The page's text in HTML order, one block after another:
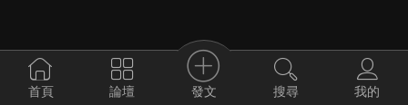
首頁 論壇 發文 搜尋 我的